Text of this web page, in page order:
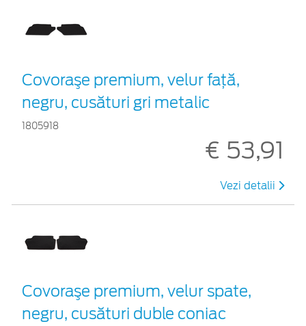
Covoraşe premium, velur faţă,
negru, cusături gri metalic
1805918
€ 53,91
Vezi detalii
Covoraşe premium, velur spate,
negru, cusături duble coniac